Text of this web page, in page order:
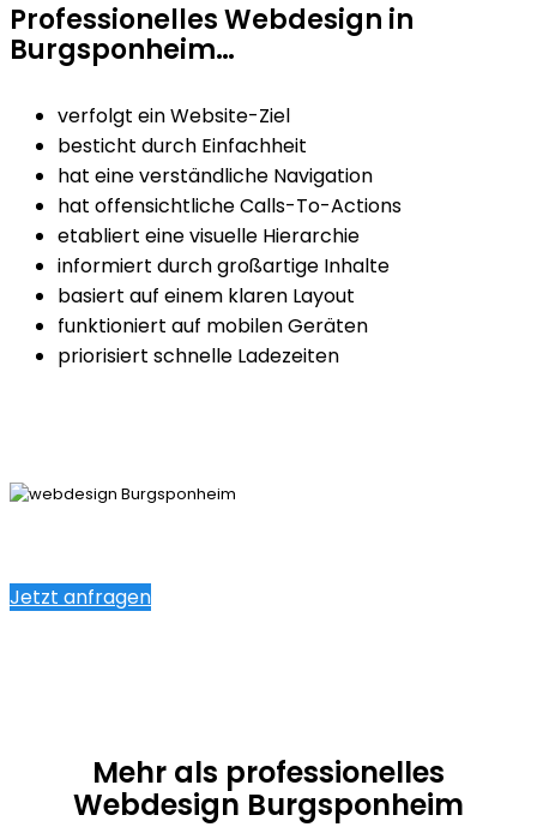
Professionelles Webdesign in
Burgsponheim…
verfolgt ein Website-Ziel
besticht durch Einfachheit
hat eine verständliche Navigation
hat offensichtliche Calls-To-Actions
etabliert eine visuelle Hierarchie
informiert durch großartige Inhalte
basiert auf einem klaren Layout
funktioniert auf mobilen Geräten
priorisiert schnelle Ladezeiten
Jetzt anfragen
Mehr als professionelles
Webdesign Burgsponheim